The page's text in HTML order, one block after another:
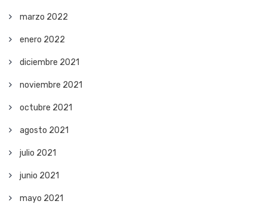
marzo 2022
enero 2022
diciembre 2021
noviembre 2021
octubre 2021
agosto 2021
julio 2021
junio 2021
mayo 2021